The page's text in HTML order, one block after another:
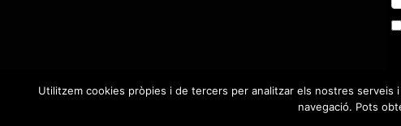
Utilitzem cookies pròpies i de tercers per analitzar els nostres
navegació. Pots